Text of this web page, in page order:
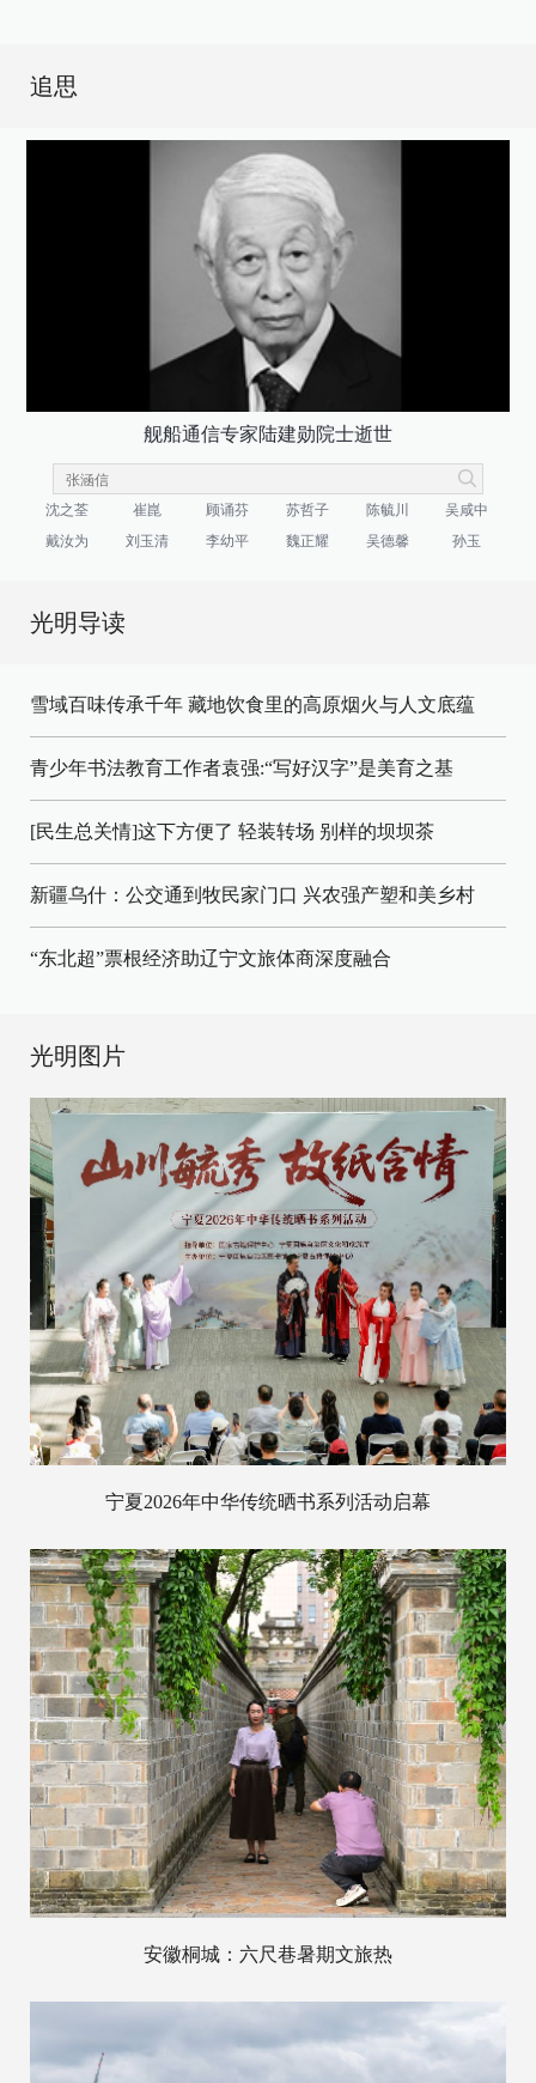
追思
舰船通信专家陆建勋院士逝世
沈之荃 崔崑 顾诵芬 苏哲子 陈毓川
吴咸中
戴汝为
刘玉清 李幼平 魏正耀 吴德馨 孙玉
光明导读
雪域百味传承千年 藏地饮食里的高原烟火与人文底蕴
青少年书法教育工作者袁强:“写好汉字”是美育之基
[民生总关情]这下方便了 轻装转场 别样的坝坝茶
新疆乌什：公交通到牧民家门口 兴农强产塑和美乡村
“东北超”票根经济助辽宁文旅体商深度融合
光明图片
宁夏2026年中华传统晒书系列活动启幕
安徽桐城：六尺巷暑期文旅热